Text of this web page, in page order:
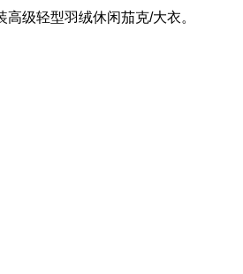
级轻型羽绒休闲茄克/大衣。